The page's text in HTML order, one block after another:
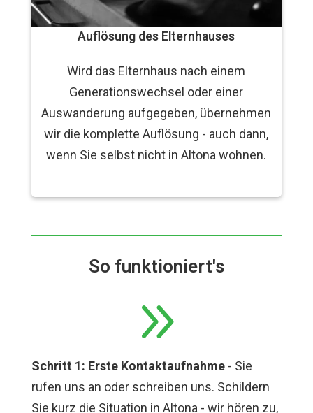
Auflösung des Elternhauses
Wird das Elternhaus nach einem
Generationswechsel oder einer
Auswanderung aufgegeben, übernehmen
wir die komplette Auflösung - auch dann,
wenn Sie selbst nicht in Altona wohnen.
So funktioniert's
9
Schritt 1: Erste Kontaktaufnahme- Sie
rufen uns an oder schreiben uns. Schildern
Sie kurz die Situation in Altona - wir hören zu,